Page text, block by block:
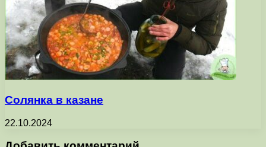
Солянка в казане
22.10.2024